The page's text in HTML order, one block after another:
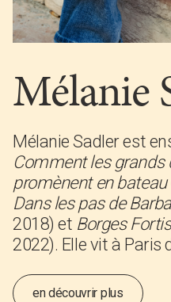
Mélanie
Mélanie Sadler est
Comment les grands
promènent en bateau
Dans les pas de
2018) et Borges
2022). Elle vit à Paris
en découvrir plus